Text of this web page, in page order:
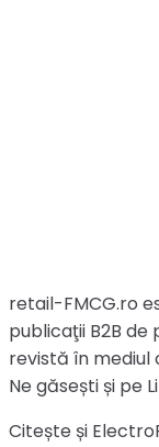
retail-FMCG.ro
publicaţii B2B de
revistă în mediul
Ne găsești și pe
Citește și